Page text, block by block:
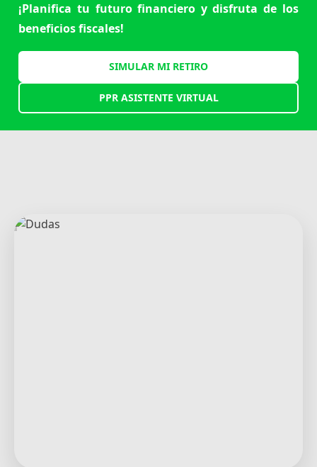
¡Planifica tu futuro financiero y disfruta de los
beneficios fiscales!
SIMULAR MI RETIRO
PPR ASISTENTE VIRTUAL